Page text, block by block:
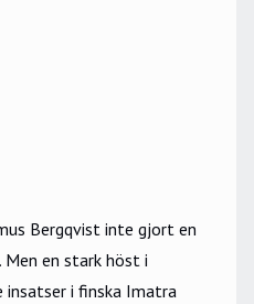
Bergqvist inte gjort en
Men en stark höst i
insatser i finska Imatra